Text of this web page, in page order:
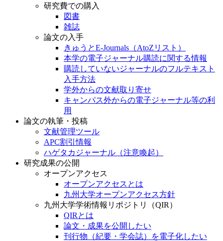
研究費での購入
図書
雑誌
論文の入手
きゅうとE-Journals（AtoZリスト）
本学の電子ジャーナル購読に関する情報
購読していないジャーナルのフルテキスト
入手方法
学外からの文献取り寄せ
キャンパス外からの電子ジャーナル等の利
用
論文の執筆・投稿
文献管理ツール
APC割引情報
ハゲタカジャーナル（注意喚起）
研究成果の公開
オープンアクセス
オープンアクセスとは
九州大学オープンアクセス方針
九州大学学術情報リポジトリ（QIR）
QIRとは
論文・成果を公開したい
刊行物（紀要・学会誌）を電子化したい